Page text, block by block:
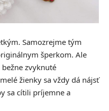
Samozrejme tým
šperkom. Ale
zvyknuté
žienky sa vždy dá nájsť
sa cítili príjemne a